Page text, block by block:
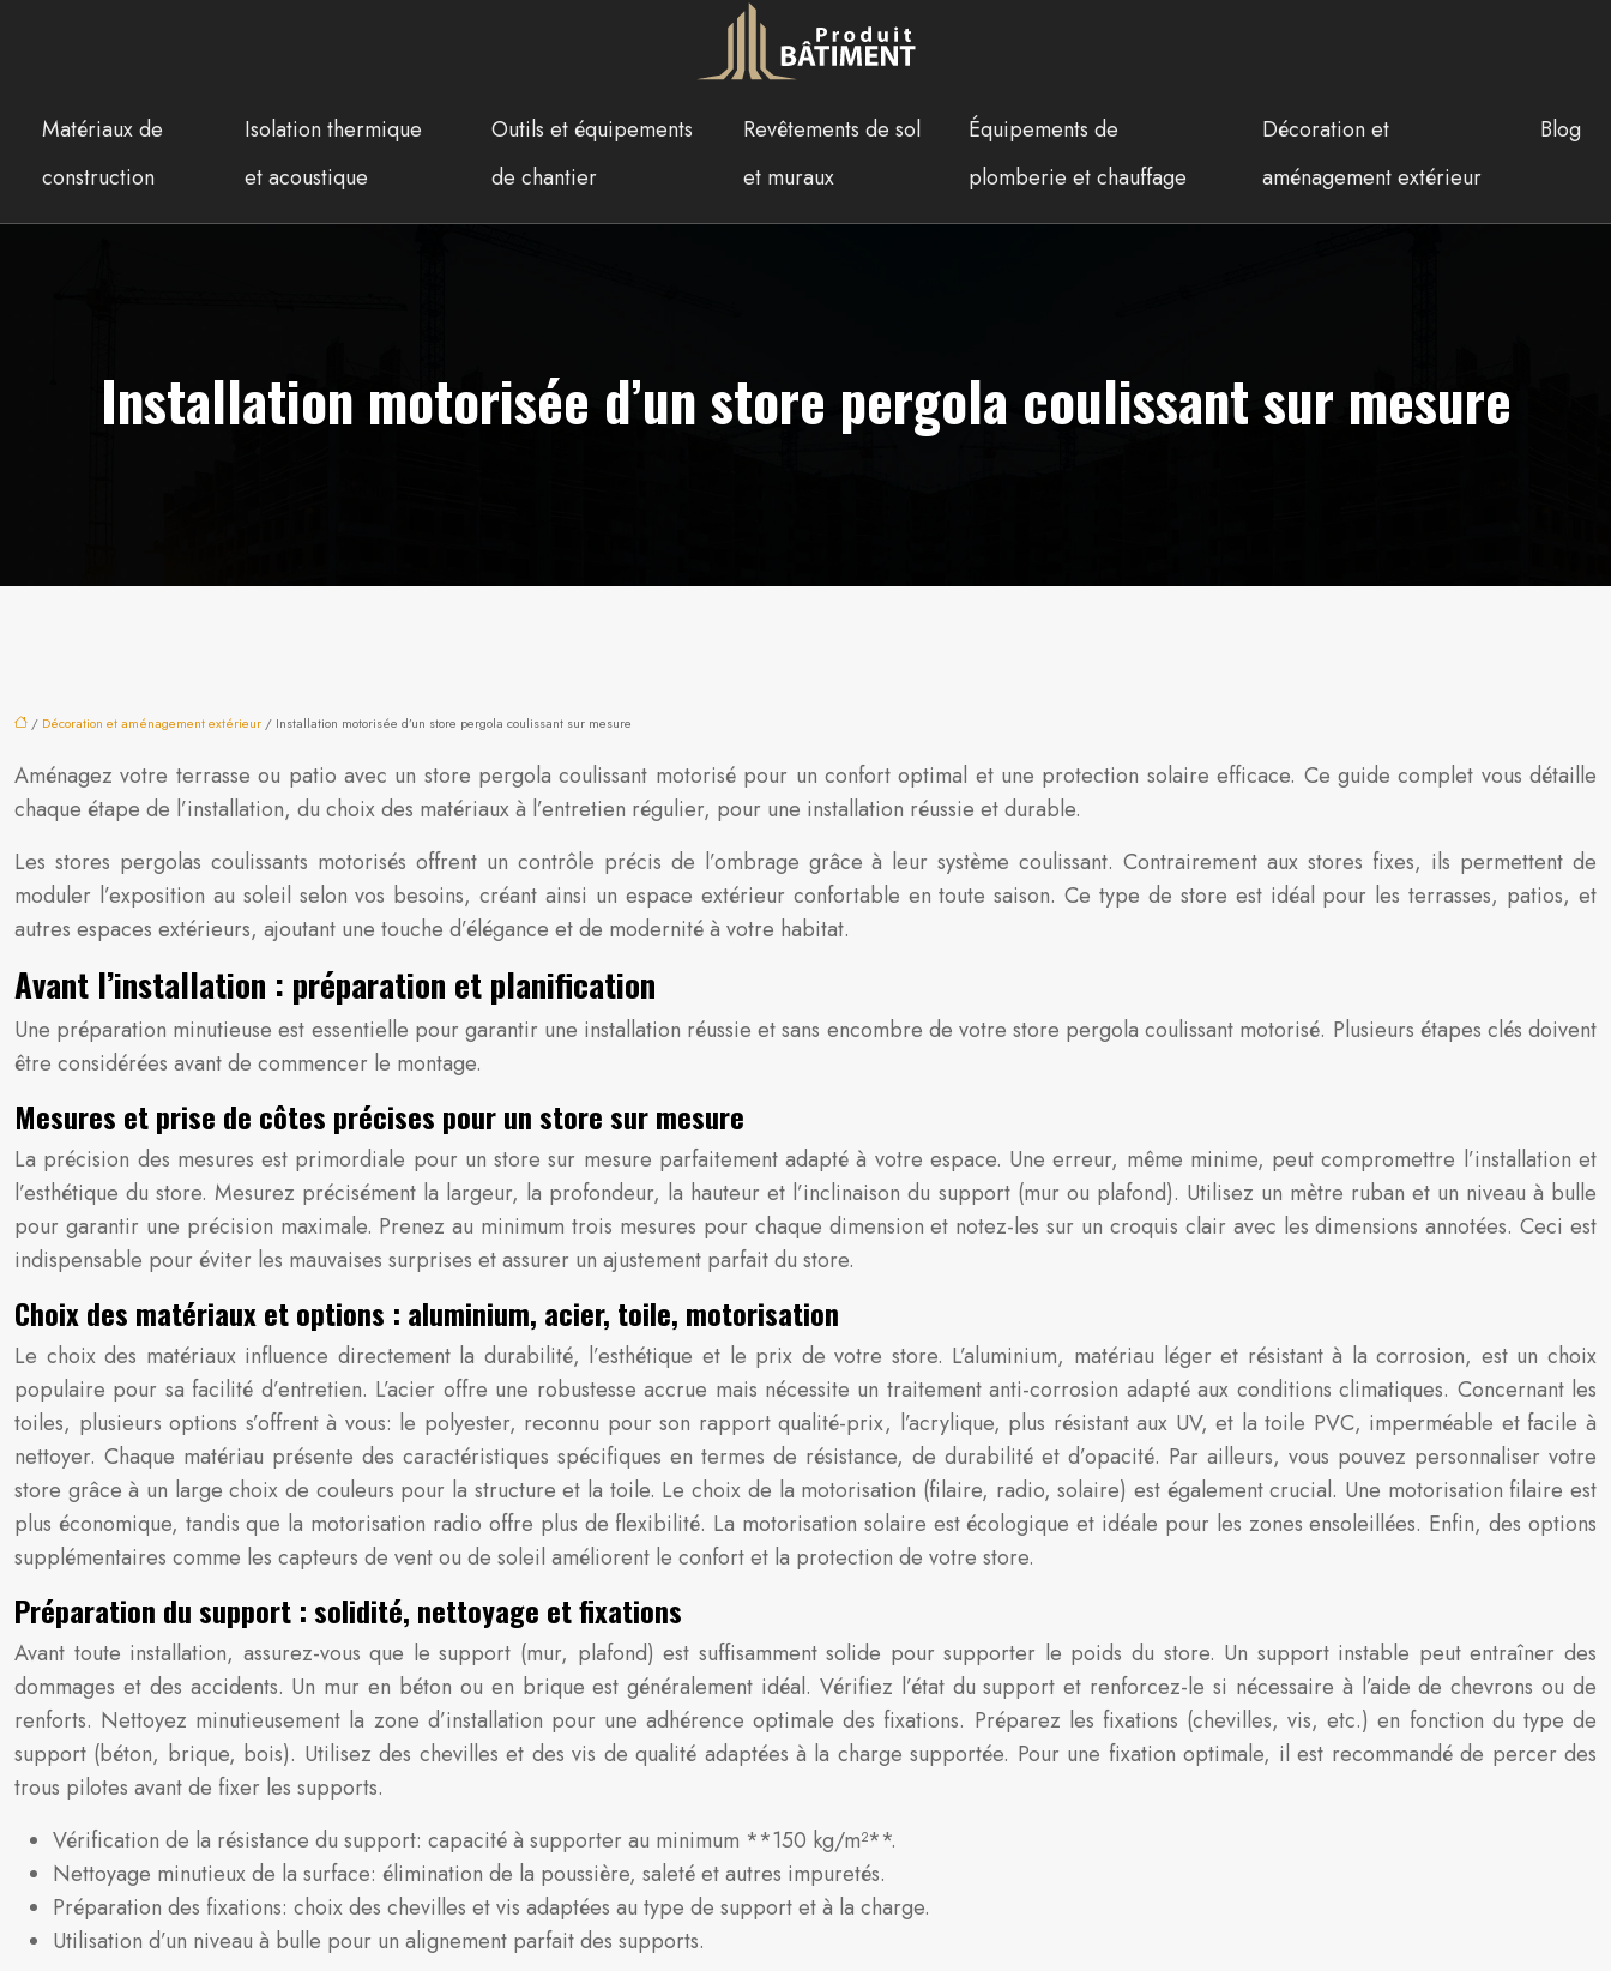
Matériaux de
construction
Isolation thermique
et acoustique
Outils et équipements
de chantier
Revêtements de sol
et muraux
Équipements de
plomberie et chauffage
Décoration et
aménagement extérieur
Blog
Installation motorisée d’un store pergola coulissant sur mesure
/ Décoration et aménagement extérieur / Installation motorisée d’un store pergola coulissant sur mesure
Aménagez votre terrasse ou patio avec un store pergola coulissant motorisé pour un confort optimal et une protection solaire efficace. Ce guide complet vous détaille
chaque étape de l’installation, du choix des matériaux à l’entretien régulier, pour une installation réussie et durable.
Les stores pergolas coulissants motorisés offrent un contrôle précis de l’ombrage grâce à leur système coulissant. Contrairement aux stores fixes, ils permettent de
moduler l’exposition au soleil selon vos besoins, créant ainsi un espace extérieur confortable en toute saison. Ce type de store est idéal pour les terrasses, patios, et
autres espaces extérieurs, ajoutant une touche d’élégance et de modernité à votre habitat.
Avant l’installation : préparation et planification
Une préparation minutieuse est essentielle pour garantir une installation réussie et sans encombre de votre store pergola coulissant motorisé. Plusieurs étapes clés doivent
être considérées avant de commencer le montage.
Mesures et prise de côtes précises pour un store sur mesure
La précision des mesures est primordiale pour un store sur mesure parfaitement adapté à votre espace. Une erreur, même minime, peut compromettre l’installation et
l’esthétique du store. Mesurez précisément la largeur, la profondeur, la hauteur et l’inclinaison du support (mur ou plafond). Utilisez un mètre ruban et un niveau à bulle
pour garantir une précision maximale. Prenez au minimum trois mesures pour chaque dimension et notez-les sur un croquis clair avec les dimensions annotées. Ceci est
indispensable pour éviter les mauvaises surprises et assurer un ajustement parfait du store.
Choix des matériaux et options : aluminium, acier, toile, motorisation
Le choix des matériaux influence directement la durabilité, l’esthétique et le prix de votre store. L’aluminium, matériau léger et résistant à la corrosion, est un choix
populaire pour sa facilité d’entretien. L’acier offre une robustesse accrue mais nécessite un traitement anti-corrosion adapté aux conditions climatiques. Concernant les
toiles, plusieurs options s’offrent à vous: le polyester, reconnu pour son rapport qualité-prix, l’acrylique, plus résistant aux UV, et la toile PVC, imperméable et facile à
nettoyer. Chaque matériau présente des caractéristiques spécifiques en termes de résistance, de durabilité et d’opacité. Par ailleurs, vous pouvez personnaliser votre
store grâce à un large choix de couleurs pour la structure et la toile. Le choix de la motorisation (filaire, radio, solaire) est également crucial. Une motorisation filaire est
plus économique, tandis que la motorisation radio offre plus de flexibilité. La motorisation solaire est écologique et idéale pour les zones ensoleillées. Enfin, des options
supplémentaires comme les capteurs de vent ou de soleil améliorent le confort et la protection de votre store.
Préparation du support : solidité, nettoyage et fixations
Avant toute installation, assurez-vous que le support (mur, plafond) est suffisamment solide pour supporter le poids du store. Un support instable peut entraîner des
dommages et des accidents. Un mur en béton ou en brique est généralement idéal. Vérifiez l’état du support et renforcez-le si nécessaire à l’aide de chevrons ou de
renforts. Nettoyez minutieusement la zone d’installation pour une adhérence optimale des fixations. Préparez les fixations (chevilles, vis, etc.) en fonction du type de
support (béton, brique, bois). Utilisez des chevilles et des vis de qualité adaptées à la charge supportée. Pour une fixation optimale, il est recommandé de percer des
trous pilotes avant de fixer les supports.
Vérification de la résistance du support: capacité à supporter au minimum **150 kg/m²**.
Nettoyage minutieux de la surface: élimination de la poussière, saleté et autres impuretés.
Préparation des fixations: choix des chevilles et vis adaptées au type de support et à la charge.
Utilisation d’un niveau à bulle pour un alignement parfait des supports.